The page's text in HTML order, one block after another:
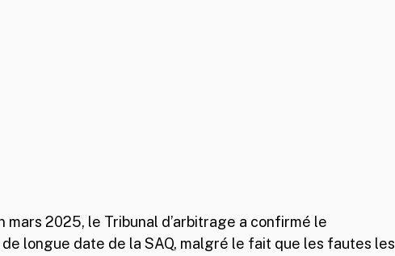
mars 2025, le Tribunal d’arbitrage a confirmé le
longue date de la SAQ, malgré le fait que les fautes les